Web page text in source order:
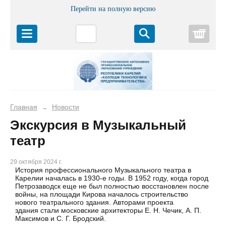
Перейти на полную версию
Главная → Новости
Экскурсия в Музыкальный
театр
29 октября 2024 г.
История профессионального Музыкального театра в
Карелии началась в 1930-е годы. В 1952 году, когда город
Петрозаводск еще не был полностью восстановлен после
войны, на площади Кирова началось строительство
нового театрального здания. Авторами проекта
здания стали московские архитекторы Е. Н. Чечик, А. П.
Максимов и С. Г. Бродский.